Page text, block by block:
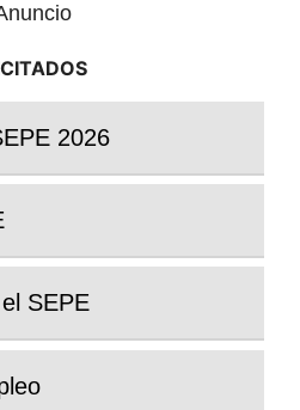
2026
SEPE